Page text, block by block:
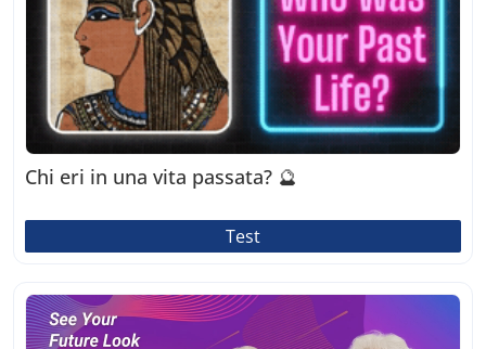
Chi eri in una vita passata? 🔮
Test